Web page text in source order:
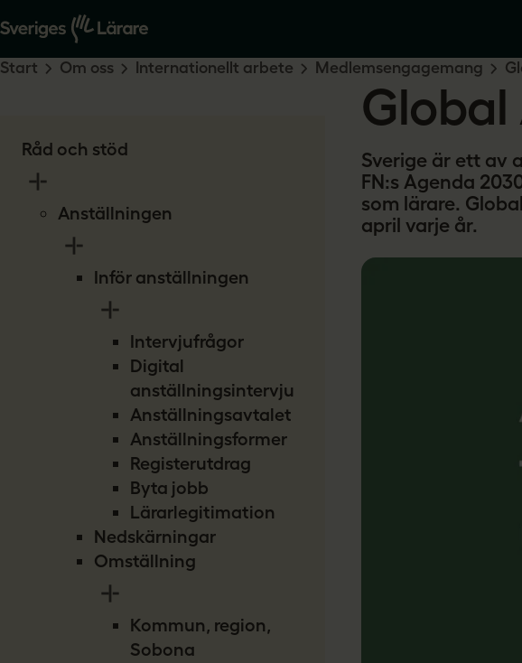
Råd och stöd
Anställningen
Inför anställningen
Intervjufrågor
Digital
anställningsintervju
Anställningsavtalet
Anställningsformer
Registerutdrag
Byta jobb
Lärarlegitimation
Nedskärningar
Omställning
Kommun, region,
Sobona
Start Om oss Internationellt arbete Medlemsengagemang
Sverige är ett av
FN:s Agenda
som lärare.
april varje år.